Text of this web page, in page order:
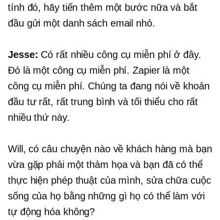
tính đó, hãy tiến thêm một bước nữa và bắt
đầu gửi một danh sách email nhỏ.
Jesse: Có rất nhiều công cụ miễn phí ở đây.
Đó là một công cụ miễn phí. Zapier là một
công cụ miễn phí. Chúng ta đang nói về khoản
đầu tư rất, rất trung bình và tối thiểu cho rất
nhiều thứ này.
Will, có câu chuyện nào về khách hàng mà bạn
vừa gặp phải một thảm họa và bạn đã có thể
thực hiện phép thuật của mình, sửa chữa cuộc
sống của họ bằng những gì họ có thể làm với
tự động hóa không?